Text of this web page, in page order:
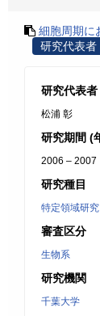
細胞周期に
研究代表者
研究代表者
松浦 彰
研究期間 (
2006 – 2007
研究種目
特定領域研究
審査区分
生物系
研究機関
千葉大学